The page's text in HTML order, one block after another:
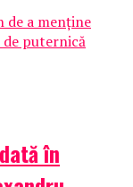
de a menține
puternică
în